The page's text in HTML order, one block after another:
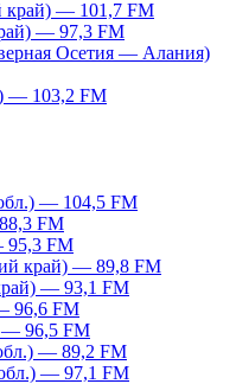
край) — 101,7 FM
— 97,3 FM
Осетия — Алания)
— 103,2 FM
— 104,5 FM
FM
95,3 FM
край) — 89,8 FM
— 93,1 FM
96,6 FM
— 96,5 FM
— 89,2 FM
— 97,1 FM